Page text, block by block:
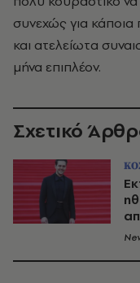
συνεχώς για
και ατελείωτα
μήνα επιπλέον.
Σχετικό